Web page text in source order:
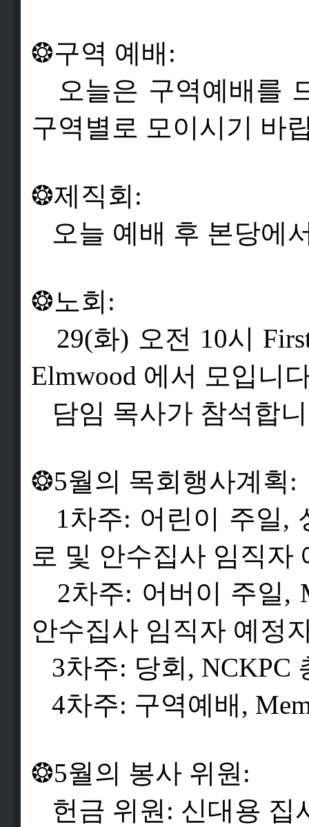
❂구역 예배:
오늘은 구역예배를
구역 별 로 모이시 기 바
❂제직 회 :
오늘 예배 후 본당에
❂노회 :
29(화) 오전 10시
Elmwood 에서 모입 니
담임 목사가 참석 합니
❂5월의 목회행사계획 :
1차주: 어 린 이 주일,
로 및 안수집사 임 직자
2차주: 어 버 이 주일,
안수집사 임 직자 예정
3차주: 당회, NCKPC
4차주: 구역예배,
❂5월의 봉사 위 원 :
헌금 위 원 : 신대용 집